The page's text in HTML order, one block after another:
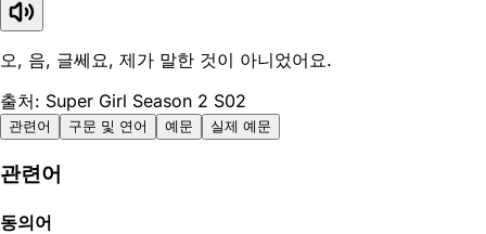
오, 음, 글쎄요, 제가 말한 것이 아니었어요.
출처: Super Girl Season 2 S02
관련어 구문 및 연어 예문 실제 예문
관련어
동의어